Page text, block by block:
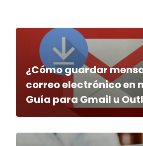
¿Cómo guardar
correo electrónico en
Guía para Gmail u